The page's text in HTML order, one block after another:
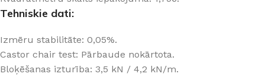
Tehniskie dati:
Izmēru stabilitāte: 0,05%.
Castor chair test: Pārbaude nokārtota.
Bloķēšanas izturība: 3,5 kN / 4,2 kN/m.